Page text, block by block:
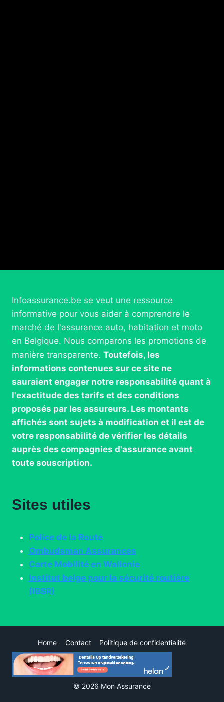
Infoassurance.be se veut une ressource
informative pour vous aider à comprendre le
marché de l'assurance auto, habitation et moto
en Belgique. Nous comparons les promotions de
manière transparente. Toutefois, les
informations contenues sur ce site ne
sauraient engager notre responsabilité quant à
l'exactitude des tarifs et des conditions
proposés par les assureurs. Les montants
affichés sont sujets à modification et il est de
votre responsabilité de vérifier les détails
auprès des compagnies d'assurance avant
toute souscription.
Sites utiles
Police de la Route
Ombudsman Assurances
Carte Mobilité en Wallonie
Institut belge pour la sécurité routière
(IBSR)
Home Contact Politique de confidentialité
© 2026 Mon Assurance